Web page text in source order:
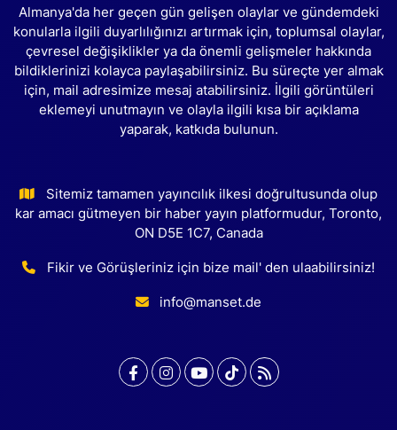
Almanya'da her geçen gün gelişen olaylar ve gündemdeki
konularla ilgili duyarlılığınızı artırmak için, toplumsal olaylar,
çevresel değişiklikler ya da önemli gelişmeler hakkında
bildiklerinizi kolayca paylaşabilirsiniz. Bu süreçte yer almak
için, mail adresimize mesaj atabilirsiniz. İlgili görüntüleri
eklemeyi unutmayın ve olayla ilgili kısa bir açıklama
yaparak, katkıda bulunun.
Sitemiz tamamen yayıncılık ilkesi doğrultusunda olup
kar amacı gütmeyen bir haber yayın platformudur, Toronto,
ON D5E 1C7, Canada
Fikir ve Görüşleriniz için bize mail' den ulaabilirsiniz!
info@manset.de